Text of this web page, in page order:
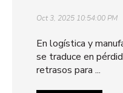
Oct 3, 2025 10:54:00 PM
En logística y
se traduce en
retrasos para ...